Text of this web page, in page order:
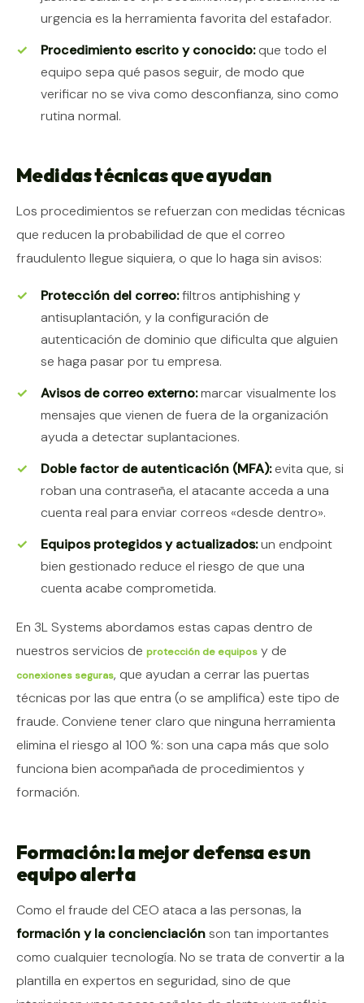
urgencia es la herramienta favorita del estafador.
Procedimiento escrito y conocido:que todo el
equipo sepa qué pasos seguir, de modo que
verificar no se viva como desconfianza, sino como
rutina normal.
Medidas técnicas que ayudan
Los procedimientos se refuerzan con medidas técnicas
que reducen la probabilidad de que el correo
fraudulento llegue siquiera, o que lo haga sin avisos:
Protección del correo:filtros antiphishing y
antisuplantación, y la configuración de
autenticación de dominio que dificulta que alguien
se haga pasar por tu empresa.
Avisos de correo externo:marcar visualmente los
mensajes que vienen de fuera de la organización
ayuda a detectar suplantaciones.
Doble factor de autenticación (MFA):evita que, si
roban una contraseña, el atacante acceda a una
cuenta real para enviar correos «desde dentro».
Equipos protegidos y actualizados:un endpoint
bien gestionado reduce el riesgo de que una
cuenta acabe comprometida.
En 3L Systems abordamos estas capas dentro de
nuestros servicios de protección de equipos y de
conexiones seguras, que ayudan a cerrar las puertas
técnicas por las que entra (o se amplifica) este tipo de
fraude. Conviene tener claro que ninguna herramienta
elimina el riesgo al 100 %: son una capa más que solo
funciona bien acompañada de procedimientos y
formación.
Formación: la mejor defensa es un
equipo alerta
Como el fraude del CEO ataca a las personas, la
formación y la concienciaciónson tan importantes
como cualquier tecnología. No se trata de convertir a la
plantilla en expertos en seguridad, sino de que